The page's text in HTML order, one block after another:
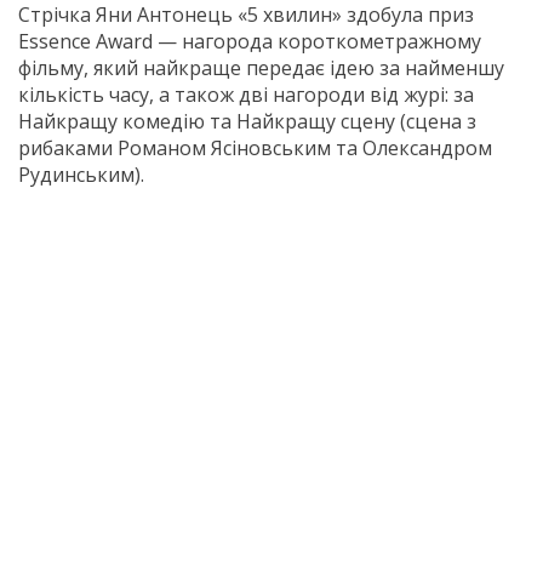
Стрічка Яни Антонець «5 хвилин» здобула приз
Essence Award — нагорода короткометражному
фільму, який найкраще передає ідею за найменшу
кількість часу, а також дві нагороди від журі: за
Найкращу комедію та Найкращу сцену (сцена з
рибаками Романом Ясіновським та Олександром
Рудинським).